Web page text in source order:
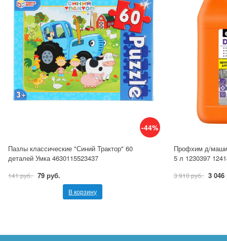
-44%
Пазлы классические "Синий Трактор" 60
деталей Умка 4630115523437
141 руб. 79 руб.
В корзину
Профхим д/
5 л 1230397
3 910 руб. 3 046